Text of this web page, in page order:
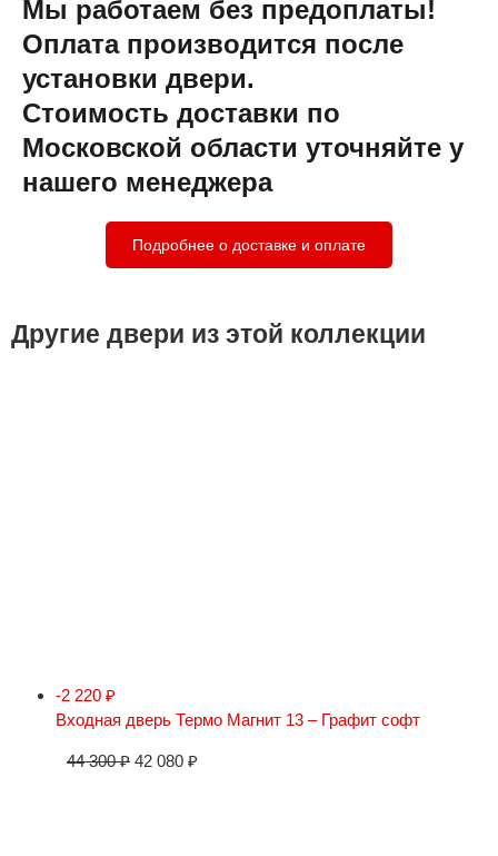
Мы работаем без предоплаты!
Оплата производится после
установки двери.
Стоимость доставки по
Московской области уточняйте у
нашего менеджера
Подробнее о доставке и оплате
Другие двери из этой коллекции
-2 220 ₽
Входная дверь Термо Магнит 13 – Графит софт
44 300₽ 42 080 ₽